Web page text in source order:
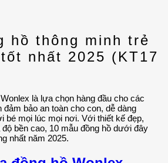
hồ thông minh trẻ
nhất 2025 (KT17
là lựa chọn hàng đầu cho các
đảm bảo an toàn cho con, dễ dàng
bé mọi lúc mọi nơi. Với thiết kế đẹp,
bền cao, 10 mẫu đồng hồ dưới đây
nhất năm 2025.